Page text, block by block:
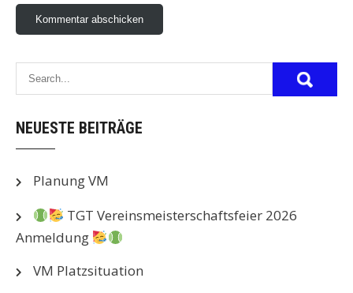
NEUESTE BEITRÄGE
Planung VM
TGT Vereinsmeisterschaftsfeier 2026
Anmeldung
VM Platzsituation